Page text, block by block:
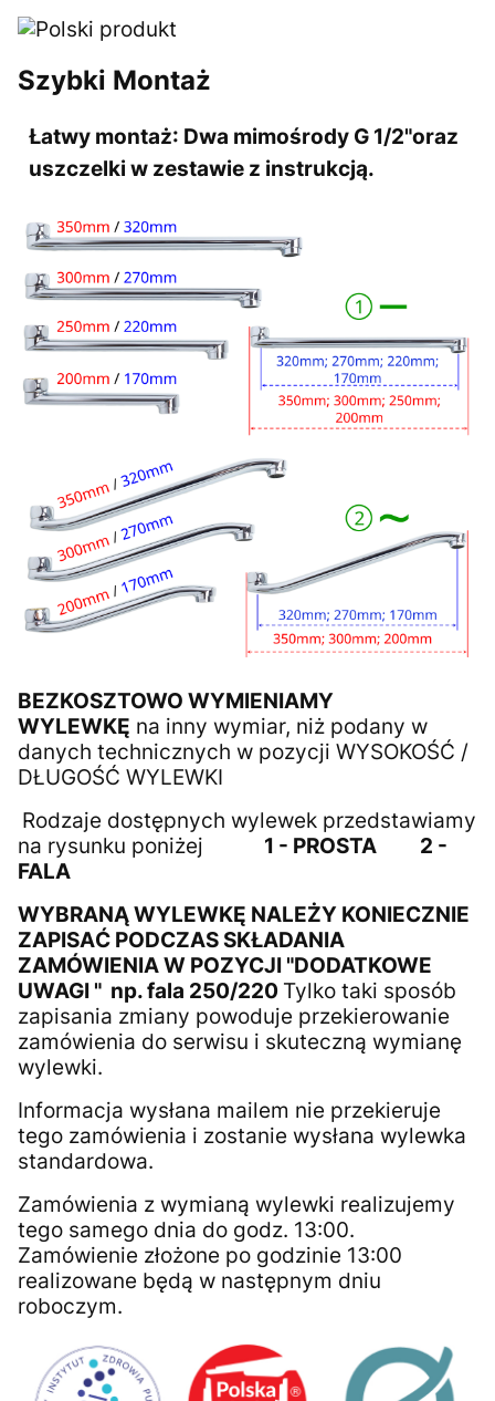
Szybki Montaż
Łatwy montaż: Dwa mimośrody G 1/2"oraz
uszczelki w zestawie z instrukcją.
BEZKOSZTOWO WYMIENIAMY
WYLEWKĘ na inny wymiar, niż podany w
danych technicznych w pozycji WYSOKOŚĆ /
DŁUGOŚĆ WYLEWKI
Rodzaje dostępnych wylewek przedstawiamy
na rysunku poniżej 1 - PROSTA
2 -
FALA
WYBRANĄ WYLEWKĘ NALEŻY KONIECZNIE
ZAPISAĆ PODCZAS SKŁADANIA
ZAMÓWIENIA W POZYCJI "DODATKOWE
UWAGI " np. fala 250/220 Tylko taki sposób
zapisania zmiany powoduje przekierowanie
zamówienia do serwisu i skuteczną wymianę
wylewki.
Informacja wysłana mailem nie przekieruje
tego zamówienia i zostanie wysłana wylewka
standardowa.
Zamówienia z wymianą wylewki realizujemy
tego samego dnia do godz. 13:00.
Zamówienie złożone po godzinie 13:00
realizowane będą w następnym dniu
roboczym.